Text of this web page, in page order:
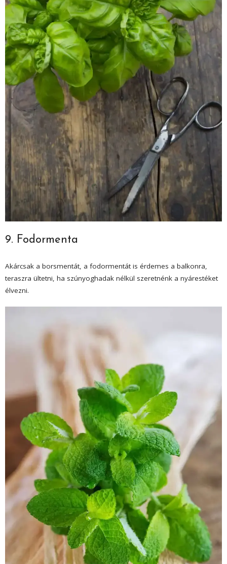
9. Fodormenta
Akárcsak a borsmentát, a fodormentát is érdemes a balkonra,
teraszra ültetni, ha szúnyoghadak nélkül szeretnénk a nyárestéket
élvezni.